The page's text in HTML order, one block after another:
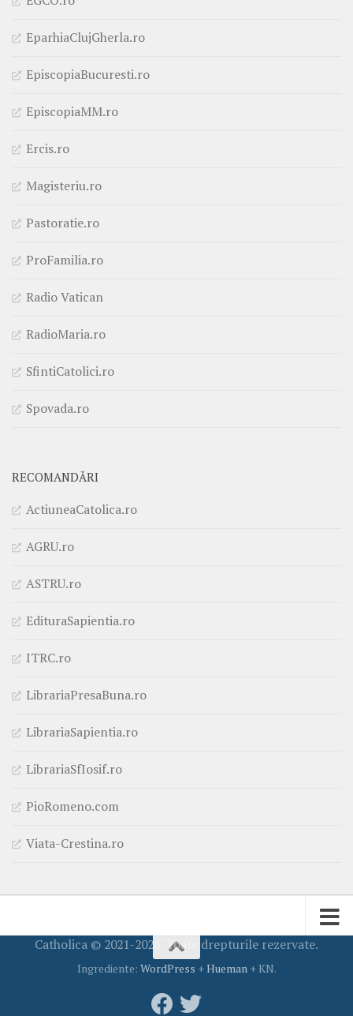
EparhiaClujGherla.ro
EpiscopiaBucuresti.ro
EpiscopiaMM.ro
Ercis.ro
Magisteriu.ro
Pastoratie.ro
ProFamilia.ro
Radio Vatican
RadioMaria.ro
SfintiCatolici.ro
Spovada.ro
RECOMANDĂRI
ActiuneaCatolica.ro
AGRU.ro
ASTRU.ro
EdituraSapientia.ro
ITRC.ro
LibrariaPresaBuna.ro
LibrariaSapientia.ro
LibrariaSfIosif.ro
PioRomeno.com
Viata-Crestina.ro
Catholica © 2021-2026. Toate drepturile rezervate.
Ingrediente: WordPress +Hueman+ KN.